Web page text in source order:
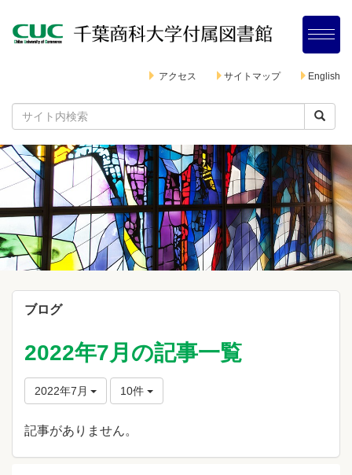
アクセス サイトマップ English
ブログ
2022年7月の記事一覧
2022年7月 10件
記事がありません。